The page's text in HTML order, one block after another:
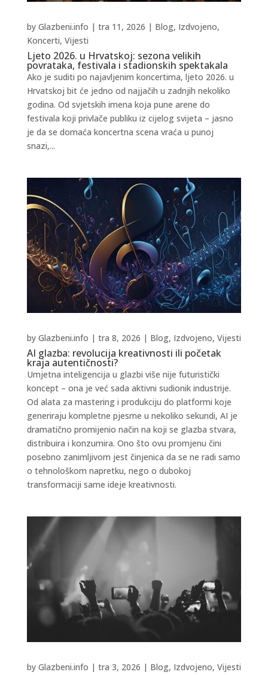
Ljeto 2026. u Hrvatskoj: sezona velikih
povrataka, festivala i stadionskih spektakala
by Glazbeni.info | tra 11, 2026 | Blog, Izdvojeno,
Koncerti, Vijesti
Ako je suditi po najavljenim koncertima, ljeto 2026. u
Hrvatskoj bit će jedno od najjačih u zadnjih nekoliko
godina. Od svjetskih imena koja pune arene do
festivala koji privlače publiku iz cijelog svijeta – jasno
je da se domaća koncertna scena vraća u punoj
snazi,...
AI glazba: revolucija kreativnosti ili početak
kraja autentičnosti?
by Glazbeni.info | tra 8, 2026 | Blog, Izdvojeno, Vijesti
Umjetna inteligencija u glazbi više nije futuristički
koncept – ona je već sada aktivni sudionik industrije.
Od alata za mastering i produkciju do platformi koje
generiraju kompletne pjesme u nekoliko sekundi, AI je
dramatično promijenio način na koji se glazba stvara,
distribuira i konzumira. Ono što ovu promjenu čini
posebno zanimljivom jest činjenica da se ne radi samo
o tehnološkom napretku, nego o dubokoj
transformaciji same ideje kreativnosti.
by Glazbeni.info | tra 3, 2026 | Blog, Izdvojeno, Vijesti